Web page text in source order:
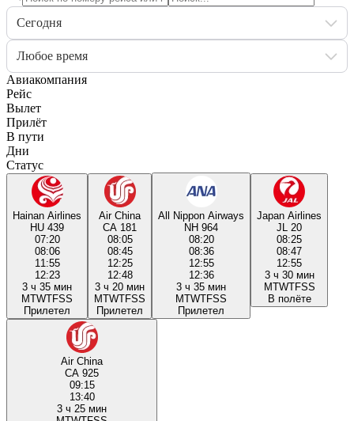
Сегодня
Любое время
Авиакомпания
Рейс
Вылет
Прилёт
В пути
Дни
Статус
Hainan Airlines
HU 439
07:20
08:06
11:55
12:23
3 ч 35 мин
MTWTFSS
Прилетел
Air China
CA 181
08:05
08:45
12:25
12:48
3 ч 20 мин
MTWTFSS
Прилетел
All Nippon Airways
NH 964
08:20
08:36
12:55
12:36
3 ч 35 мин
MTWTFSS
Прилетел
Japan Airlines
JL 20
08:25
08:47
12:55
3 ч 30 мин
MTWTFSS
В полёте
Air China
CA 925
09:15
13:40
3 ч 25 мин